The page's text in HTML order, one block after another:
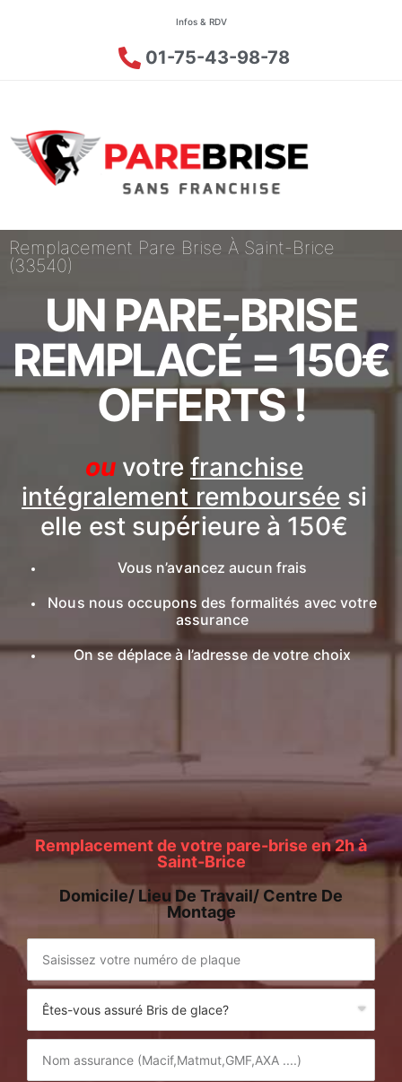
Infos & RDV
01-75-43-98-78
Remplacement Pare Brise À Saint-Brice
(33540)
UN PARE-BRISE
REMPLACÉ = 150€
OFFERTS !
ou votre franchise
intégralement remboursée si
elle est supérieure à 150€
Vous n’avancez aucun frais
Nous nous occupons des formalités avec votre
assurance
On se déplace à l’adresse de votre choix
Remplacement de votre pare-brise en 2h à
Saint-Brice
Domicile/ Lieu De Travail/ Centre De
Montage